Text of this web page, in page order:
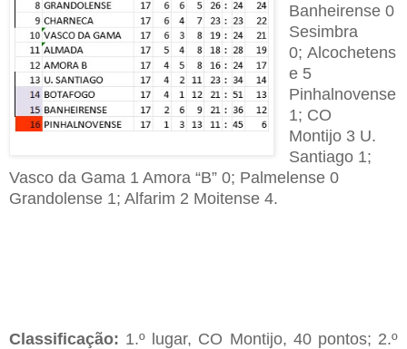
Banheirense 0
Sesimbra
0; Alcochetens
e 5
Pinhalnovense
1; CO
Montijo3 U.
Santiago 1;
Vasco da Gama 1 Amora “B” 0; Palmelense 0
Grandolense 1; Alfarim 2 Moitense 4.
Classificação: 1.º lugar, CO Montijo, 40 pontos; 2.º